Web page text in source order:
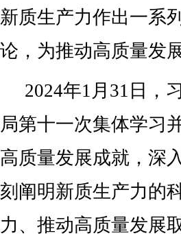
新质生产力作出一系
论，为推动高质量发
2024年1月31日，
局第十一次集体学习
高质量发展成就，深
刻阐明新质生产力的
力、推动高质量发展